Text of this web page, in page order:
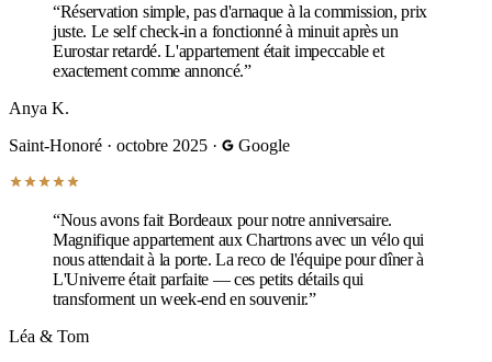
“Réservation simple, pas d'arnaque à la commission, prix
juste. Le self check-in a fonctionné à minuit après un
Eurostar retardé. L'appartement était impeccable et
exactement comme annoncé.”
Anya K.
Saint-Honoré · octobre 2025 · Google
“Nous avons fait Bordeaux pour notre anniversaire.
Magnifique appartement aux Chartrons avec un vélo qui
nous attendait à la porte. La reco de l'équipe pour dîner à
L'Univerre était parfaite — ces petits détails qui
transforment un week-end en souvenir.”
Léa & Tom